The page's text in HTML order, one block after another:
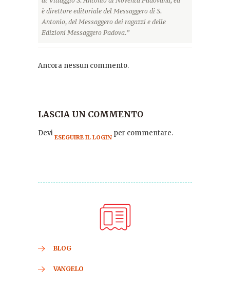
è direttore editoriale del Messaggero di S.
Antonio, del Messaggero dei ragazzi e delle
Edizioni Messaggero Padova.”
Ancora nessun commento.
LASCIA UN COMMENTO
Devi ESEGUIRE IL LOGIN per commentare.
BLOG
VANGELO